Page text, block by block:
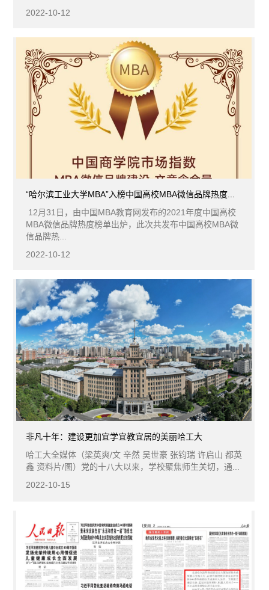
2022-10-12
“哈尔滨工业大学MBA”入榜中国高校MBA微信品牌热度...
12月31日，由中国MBA教育网发布的2021年度中国高校
MBA微信品牌热度榜单出炉，此次共发布中国高校MBA微
信品牌热...
2022-10-12
非凡十年：建设更加宜学宜教宜居的美丽哈工大
哈工大全媒体（梁英爽/文 辛然 吴世豪 张钧瑞 许启山 都英
鑫 资料片/图）党的十八大以来，学校聚焦师生关切，通...
2022-10-15